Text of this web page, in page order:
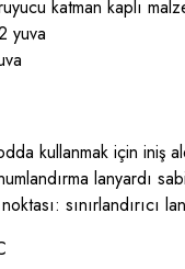
katman kaplı
yuva
kullanmak için iniş
lanyardı
sınırlandırıcı